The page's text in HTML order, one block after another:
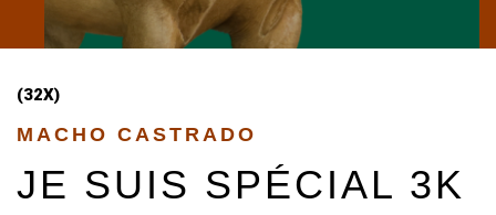
(32X)
MACHO CASTRADO
JE SUIS SPÉCIAL 3K